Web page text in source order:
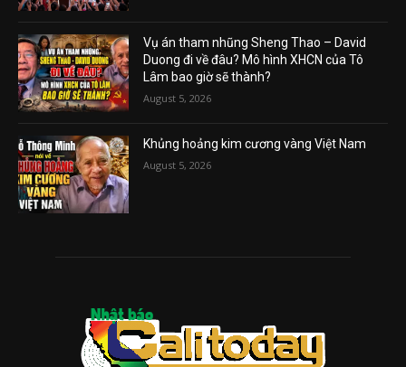
Vụ án tham nhũng Sheng Thao – David
Duong đi về đâu? Mô hình XHCN của Tô
Lâm bao giờ sẽ thành?
August 5, 2026
Khủng hoảng kim cương vàng Việt Nam
August 5, 2026